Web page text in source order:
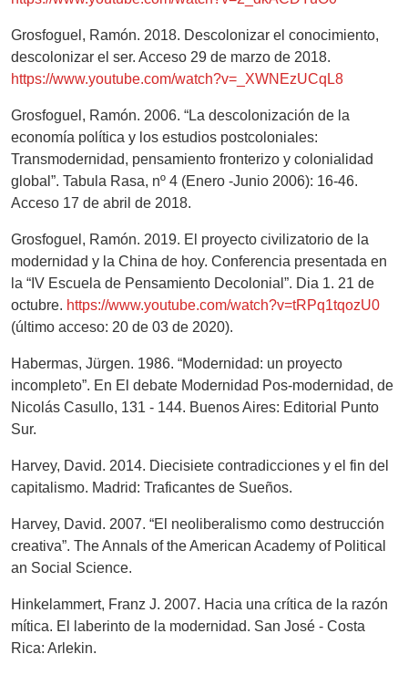
Grosfoguel, Ramón. 2018. Descolonizar el conocimiento,
descolonizar el ser. Acceso 29 de marzo de 2018.
https://www.youtube.com/watch?v=_XWNEzUCqL8
Grosfoguel, Ramón. 2006. “La descolonización de la
economía política y los estudios postcoloniales:
Transmodernidad, pensamiento fronterizo y colonialidad
global”. Tabula Rasa, nº 4 (Enero -Junio 2006): 16-46.
Acceso 17 de abril de 2018.
Grosfoguel, Ramón. 2019. El proyecto civilizatorio de la
modernidad y la China de hoy. Conferencia presentada en
la “IV Escuela de Pensamiento Decolonial”. Dia 1. 21 de
octubre. https://www.youtube.com/watch?v=tRPq1tqozU0
(último acceso: 20 de 03 de 2020).
Habermas, Jürgen. 1986. “Modernidad: un proyecto
incompleto”. En El debate Modernidad Pos-modernidad, de
Nicolás Casullo, 131 - 144. Buenos Aires: Editorial Punto
Sur.
Harvey, David. 2014. Diecisiete contradicciones y el fin del
capitalismo. Madrid: Traficantes de Sueños.
Harvey, David. 2007. “El neoliberalismo como destrucción
creativa”. The Annals of the American Academy of Political
an Social Science.
Hinkelammert, Franz J. 2007. Hacia una crítica de la razón
mítica. El laberinto de la modernidad. San José - Costa
Rica: Arlekin.